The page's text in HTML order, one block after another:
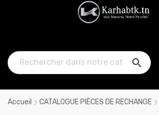
250DT D'ACHATS

Accueil CATALOGUE PIÈCES DE RECHANGE